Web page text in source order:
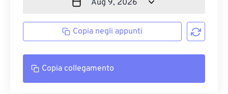
Copia negli appunti
Copia collegamento